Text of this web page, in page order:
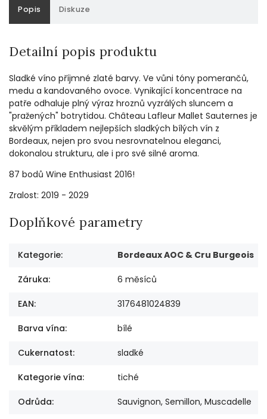
Popis Diskuze
Detailní popis produktu
Sladké víno příjmné zlaté barvy. Ve vůni tóny pomerančů,
medu a kandovaného ovoce. Vynikající koncentrace na
patře odhaluje plný výraz hroznů vyzrálých sluncem a
"pražených" botrytidou. Château Lafleur Mallet Sauternes je
skvělým příkladem nejlepších sladkých bílých vín z
Bordeaux, nejen pro svou nesrovnatelnou eleganci,
dokonalou strukturu, ale i pro své silné aroma.
87 bodů Wine Enthusiast 2016!
Zralost: 2019 - 2029
Doplňkové parametry
Kategorie: Bordeaux AOC & Cru Burgeois
Záruka: 6 měsíců
EAN: 3176481024839
Barva vína: bílé
Cukernatost: sladké
Kategorie vína: tiché
Odrůda: Sauvignon, Semillon, Muscadelle